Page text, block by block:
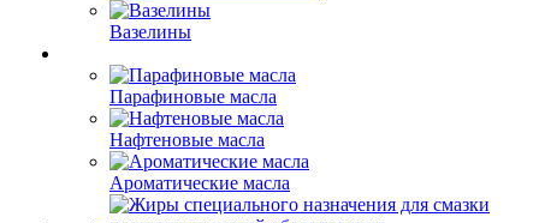
Вазелины
Парафиновые масла
Нафтеновые масла
Ароматические масла